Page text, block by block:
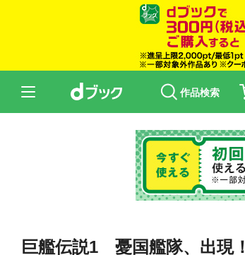
作品検索
巨艦伝説1 憂国艦隊、出現！